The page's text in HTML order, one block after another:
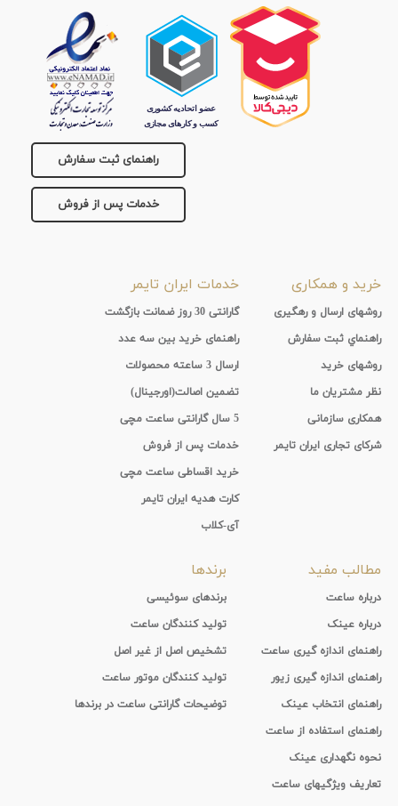
راهنمای ثبت سفارش
خدمات پس از فروش
خرید و همکاری
روشهای ارسال و رهگیری
راهنماي ثبت سفارش
روشهای خرید
نظر مشتریان ما
همکاری سازمانی
شرکای تجاری ایران تایمر
خدمات ایران تایمر
گارانتی 30 روز ضمانت بازگشت
راهنمای خرید بین سه عدد
ارسال 3 ساعته محصولات
تضمین اصالت(اورجینال)
5 سال گارانتی ساعت مچی
خدمات پس از فروش
خرید اقساطی ساعت مچی
کارت هدیه ایران تایمر
آی-کلاب
مطالب مفید
درباره ساعت
درباره عینک
راهنمای اندازه گیری ساعت
راهنمای اندازه گیری زیور
راهنمای انتخاب عینک
راهنمای استفاده از ساعت
نحوه نگهداری عینک
تعاریف ویژگیهای ساعت
برندها
برندهای سوئیسی
تولید کنندگان ساعت
تشخیص اصل از غیر اصل
تولید کنندگان موتور ساعت
توضیحات گارانتی ساعت در برندها